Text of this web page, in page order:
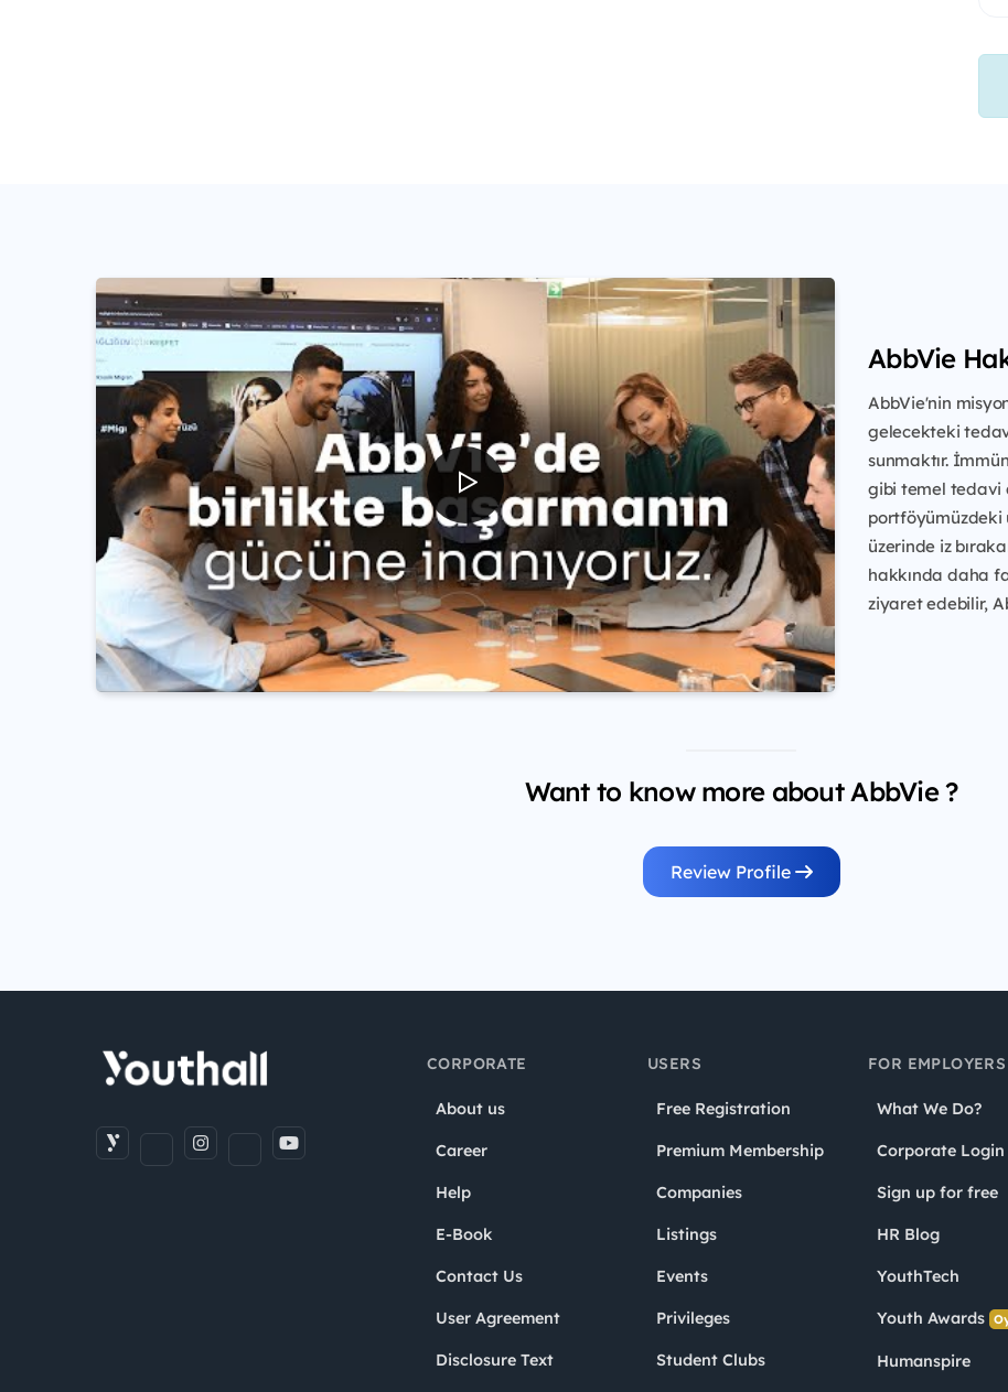
AbbVie
AbbVie'nin
gelecekteki
sunmaktır.
gibi temel tedavi
portföyümüzdeki
üzerinde iz
hakkında daha
ziyaret edebilir,
Want to know more about AbbVie ?
Review Profile
CORPORATE
About us
Career
Help
E-Book
Contact Us
User Agreement
Disclosure Text
USERS
Free Registration
Premium Membership
Companies
Listings
Events
Privileges
Student Clubs
FOR EMPLOYERS
What We Do?
Corporate Login
Sign up for free
HR Blog
YouthTech
Youth Awards
Humanspire